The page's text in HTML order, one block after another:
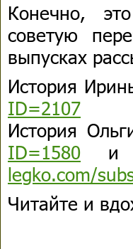
Конечно,
советую
выпусках
История
ID=2107
История
ID=1580 и
legko.com/
Читайте и